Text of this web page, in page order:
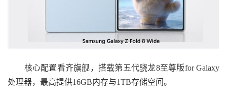
核心配置看齐旗舰，搭载第五代骁龙8至尊版for Galaxy
处理器，最高提供16GB内存与1TB存储空间。